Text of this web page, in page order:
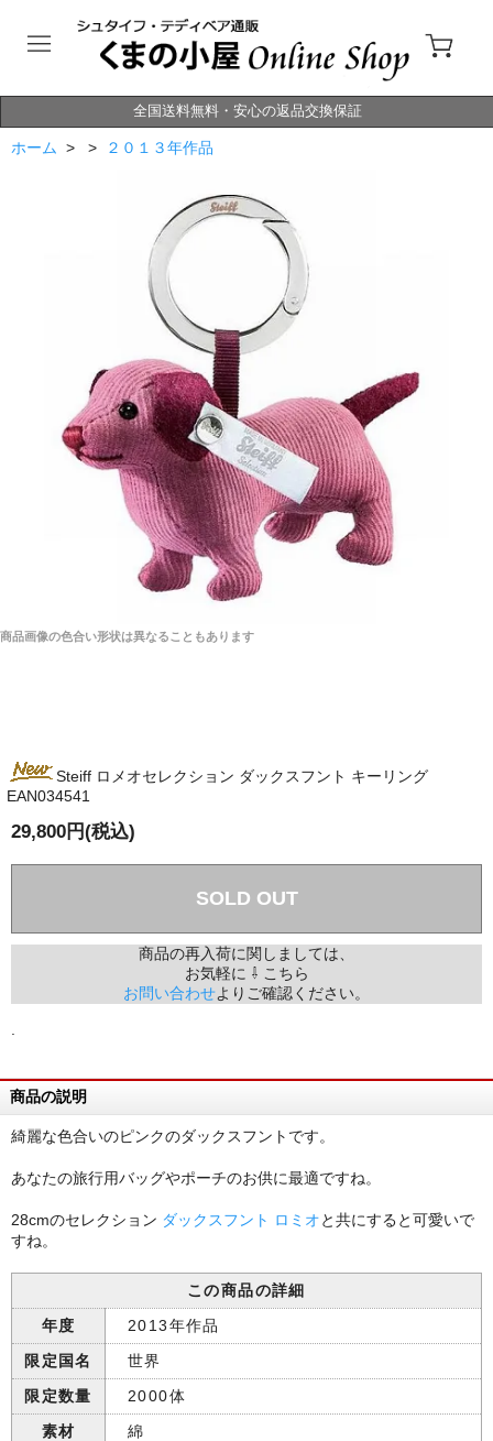
全国送料無料・安心の返品交換保証
ホーム > > ２０１３年作品
商品画像の色合い形状は異なることもあります
Steiff ロメオセレクション ダックスフント キーリング
EAN034541
29,800円(税込)
SOLD OUT
商品の再入荷に関しましては、
お気軽に ⇩ こちら
お問い合わせよりご確認ください。
商品の説明
綺麗な色合いのピンクのダックスフントです。
あなたの旅行用バッグやポーチのお供に最適ですね。
28cmのセレクション ダックスフント ロミオと共にすると可愛いで
すね。
この商品の詳細
年度
2013年作品
限定国名
世界
限定数量
2000体
素材
綿